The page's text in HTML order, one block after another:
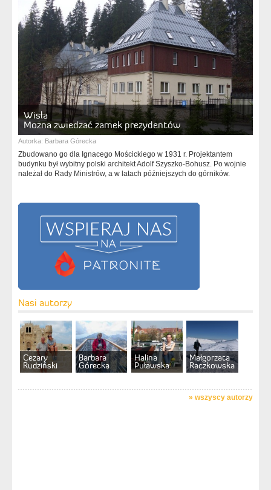
Wisła
Można zwiedzać zamek prezydentów
Autorka: Barbara Górecka
Zbudowano go dla Ignacego Mościckiego w 1931 r. Projektantem
budynku był wybitny polski architekt Adolf Szyszko-Bohusz. Po wojnie
należał do Rady Ministrów, a w latach późniejszych do górników.
Nasi autorzy
Cezary
Rudziński
Barbara
Górecka
Halina
Puławska
Małgorzata
Raczkowska
» wszyscy autorzy